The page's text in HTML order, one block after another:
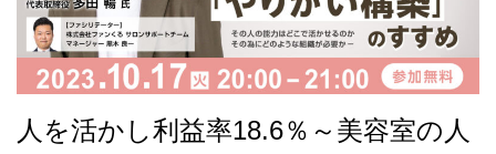
人を活かし利益率18.6％～美容室の人